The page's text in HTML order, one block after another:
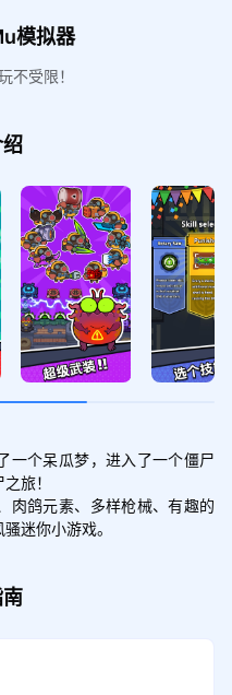
模拟器
不受限！
一个呆瓜梦，进入了一个僵尸
旅！
肉鸽元素、多样枪械、有趣的
迷你小游戏。